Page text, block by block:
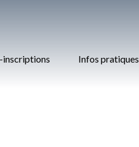
inscriptions Infos pratiques